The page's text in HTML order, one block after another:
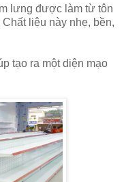
lưng được làm từ tôn
liệu này nhẹ, bền,
tạo ra một diện mạo